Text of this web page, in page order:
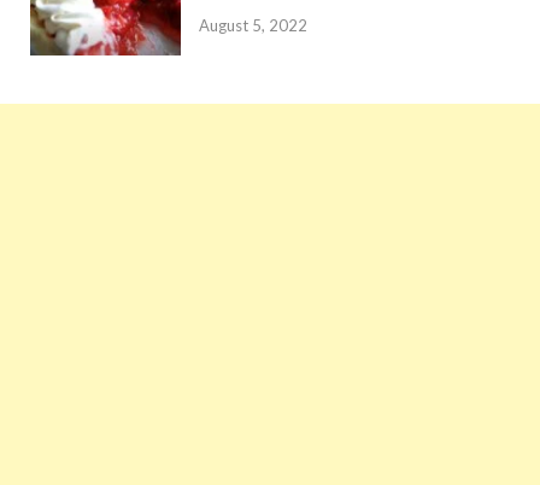
August 5, 2022